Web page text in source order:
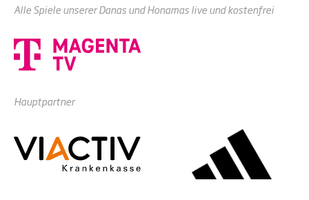
Alle Spiele unserer Danas und Honamas live und kostenfrei
Hauptpartner